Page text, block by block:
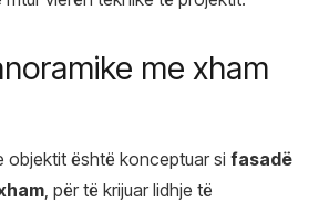
me xham
objektit është konceptuar si fasadë
, për të krijuar lidhje të